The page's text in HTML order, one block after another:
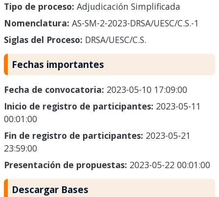
Tipo de proceso: Adjudicación Simplificada
Nomenclatura: AS-SM-2-2023-DRSA/UESC/C.S.-1
Siglas del Proceso: DRSA/UESC/C.S.
Fechas importantes
Fecha de convocatoria: 2023-05-10 17:09:00
Inicio de registro de participantes: 2023-05-11
00:01:00
Fin de registro de participantes: 2023-05-21
23:59:00
Presentación de propuestas: 2023-05-22 00:01:00
Descargar Bases